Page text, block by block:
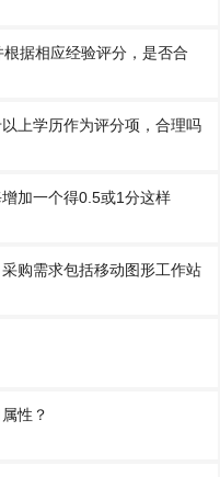
据相应经验评分，是否合
上学历作为评分项，合理吗
加一个得0.5或1分这样
购需求包括移动图形工作站
性？